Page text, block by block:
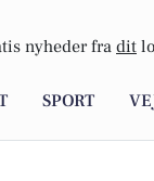
nyheder fra dit
SPORT